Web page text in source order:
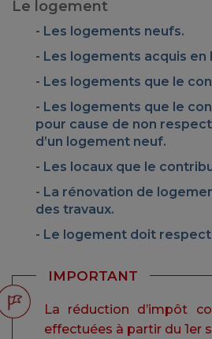
Le logement
Les logements neufs.
Les logements acquis en
Les logements que le
Les logements que le
pour cause de non
d’un logement neuf.
Les locaux que le
La rénovation de
des travaux.
Le logement doit
IMPORTANT
La réduction d’impôt
effectuées à partir du 1er